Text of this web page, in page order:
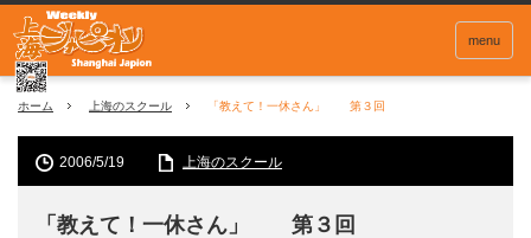
menu
ホーム 上海のスクール 「教えて！一休さん」 第３回
2006/5/19 上海のスクール
「教えて！一休さん」 第３回